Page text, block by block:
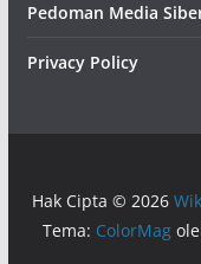
Pedoman Media
Privacy Policy
Hak Cipta © 2026
Tema: ColorMag